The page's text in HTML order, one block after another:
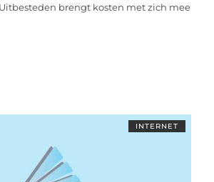
brengt kosten met zich mee
INTERNET